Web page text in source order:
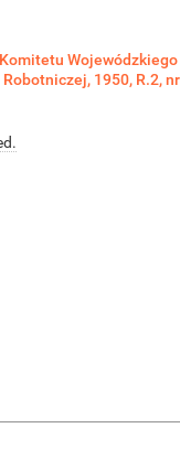
1950, R.2,